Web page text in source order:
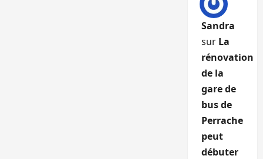
Sandra
sur La
rénovation
de la
gare de
bus de
Perrache
peut
débuter